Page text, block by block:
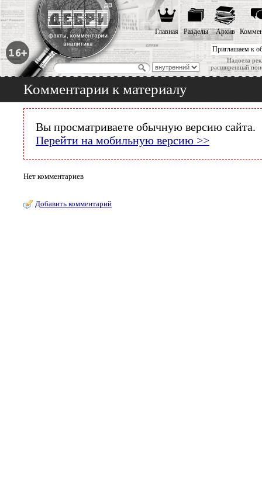
Приглашаем к
Надоела
расширенный
Главная Разделы Архив
Комментарии к материалу
Вы просматриваете обычную версию сайта.
Перейти на мобильную версию >>
Нет комментариев
Добавить комментарий